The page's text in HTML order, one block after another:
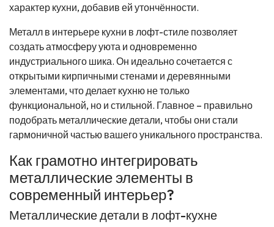
характер кухни, добавив ей утончённости.
Металл в интерьере кухни в лофт-стиле позволяет
создать атмосферу уюта и одновременно
индустриального шика. Он идеально сочетается с
открытыми кирпичными стенами и деревянными
элементами, что делает кухню не только
функциональной, но и стильной. Главное – правильно
подобрать металлические детали, чтобы они стали
гармоничной частью вашего уникального пространства.
Как грамотно интегрировать
металлические элементы в
современный интерьер?
Металлические детали в лофт-кухне